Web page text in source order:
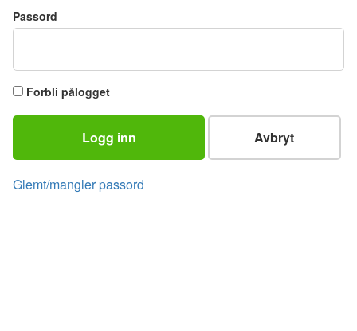
Passord
Forbli pålogget
Logg inn Avbryt
Glemt/mangler passord